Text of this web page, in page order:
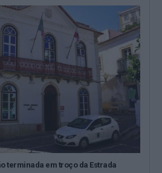
terminada em troço da Estrada